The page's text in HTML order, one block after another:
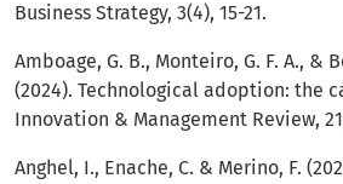
Business Strategy, 3(4), 15-21.
Amboage, G. B., Monteiro, G. F. A., &
(2024). Technological adoption: the
Innovation & Management Review,
Anghel, I., Enache, C. & Merino, F.